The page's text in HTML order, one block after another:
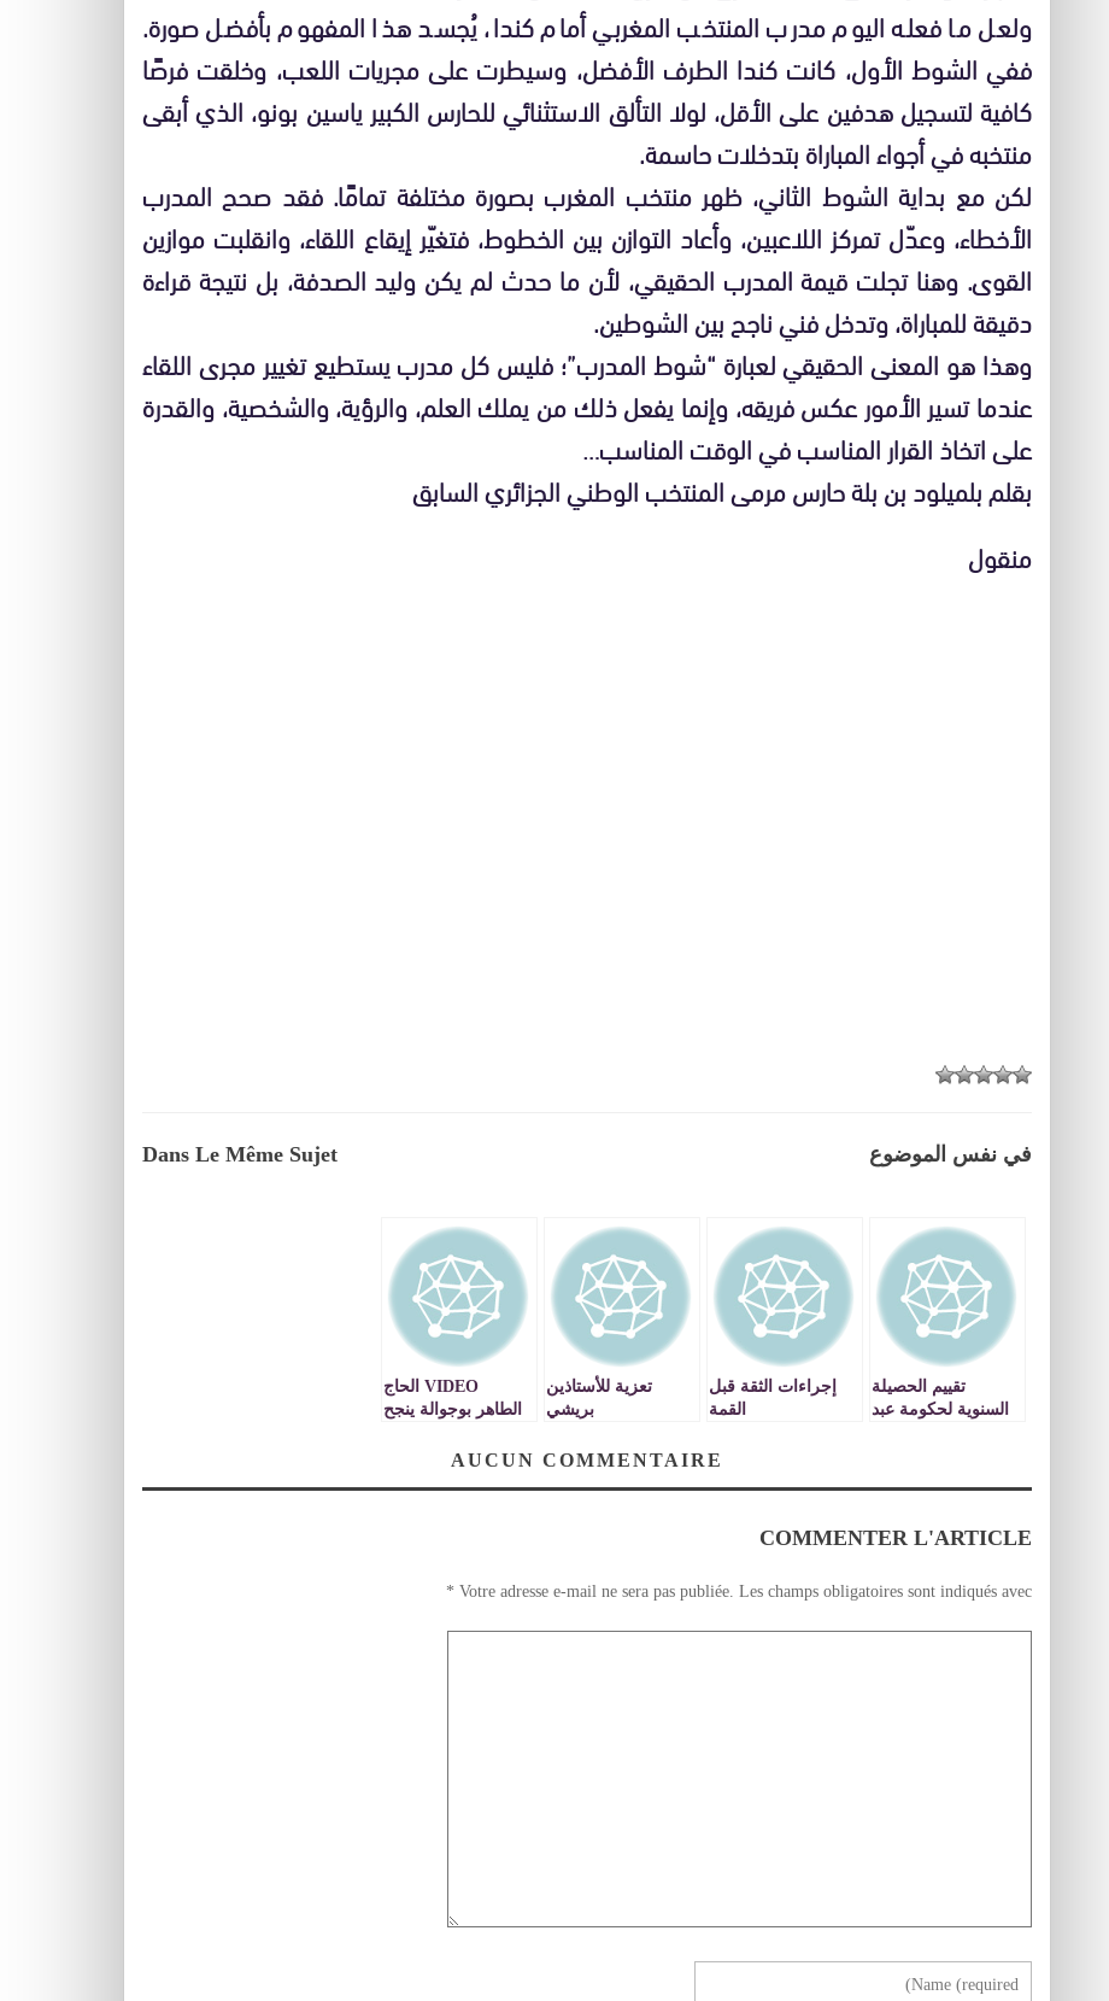
ولعل ما فعله اليوم مدرب المنتخب المغربي أمام كندا، يُجسد هذا المفهوم بأفضل صورة.
ففي الشوط الأول، كانت كندا الطرف الأفضل، وسيطرت على مجريات اللعب، وخلقت فرصًا
كافية لتسجيل هدفين على الأقل، لولا التألق الاستثنائي للحارس الكبير ياسين بونو، الذي أبقى
منتخبه في أجواء المباراة بتدخلات حاسمة.
لكن مع بداية الشوط الثاني، ظهر منتخب المغرب بصورة مختلفة تمامًا. فقد صحح المدرب
الأخطاء، وعدّل تمركز اللاعبين، وأعاد التوازن بين الخطوط، فتغيّر إيقاع اللقاء، وانقلبت موازين
القوى. وهنا تجلت قيمة المدرب الحقيقي، لأن ما حدث لم يكن وليد الصدفة، بل نتيجة قراءة
دقيقة للمباراة، وتدخل فني ناجح بين الشوطين.
وهذا هو المعنى الحقيقي لعبارة “شوط المدرب”؛ فليس كل مدرب يستطيع تغيير مجرى اللقاء
عندما تسير الأمور عكس فريقه، وإنما يفعل ذلك من يملك العلم، والرؤية، والشخصية، والقدرة
على اتخاذ القرار المناسب في الوقت المناسب…
بقلم بلميلود بن بلة حارس مرمى المنتخب الوطني الجزائري السابق
منقول
Dans Le Même Sujet في نفس الموضوع
تقييم الحصيلة
السنوية لحكومة عبد
إجراءات الثقة قبل
القمة
تعزية للأستاذين
بريشي
VIDEO الحاج
الطاهر بوجوالة ينجح
المغربي الجزائريAUCUN COMMENTAIRE
COMMENTER L'ARTICLE
Votre adresse e-mail ne sera pas publiée. Les champs obligatoires sont indiqués avec
*